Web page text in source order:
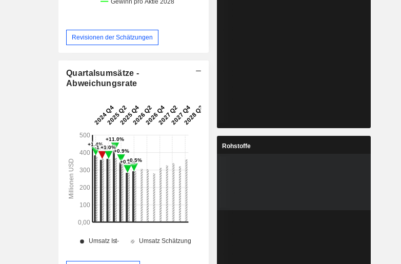
Revisionen der Schätzungen
Quartalsumsätze -
Abweichungsrate
Rohstoffe